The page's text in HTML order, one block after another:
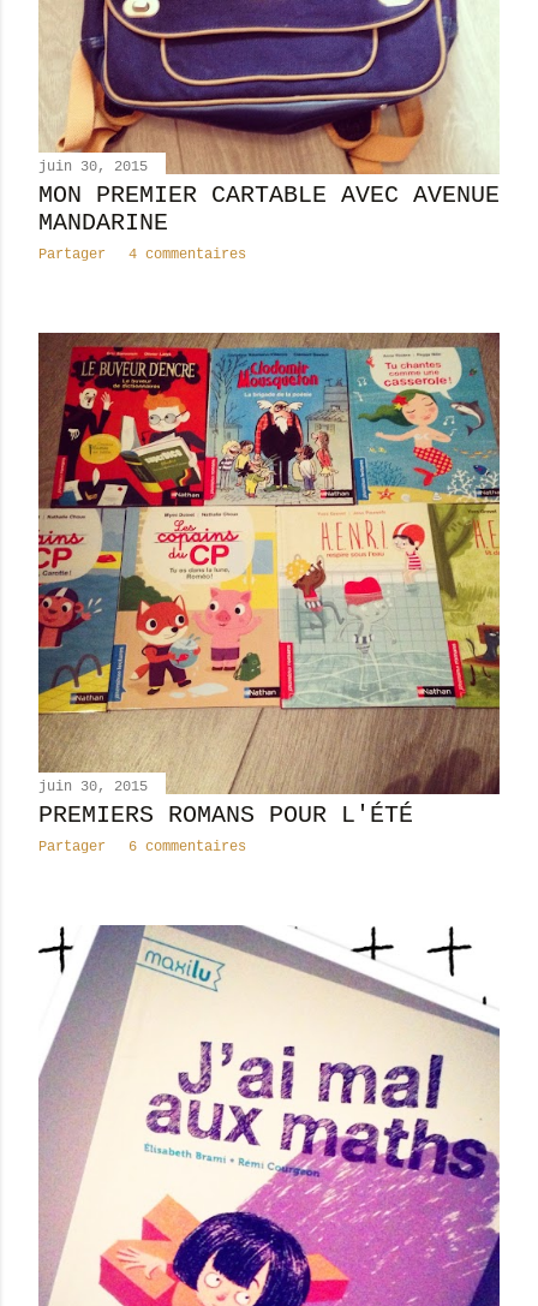
juin 30, 2015
MON PREMIER CARTABLE AVEC AVENUE
MANDARINE
Partager 4 commentaires
juin 30, 2015
PREMIERS ROMANS POUR L'ÉTÉ
Partager 6 commentaires